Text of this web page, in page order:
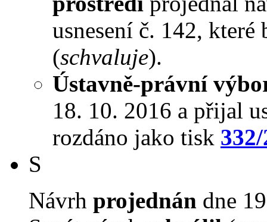
usnesení č. 142,
(schvaluje).
Ústavně-právní
18. 10. 2016 a přijal
rozdáno jako tisk
S
Návrh projednán dne